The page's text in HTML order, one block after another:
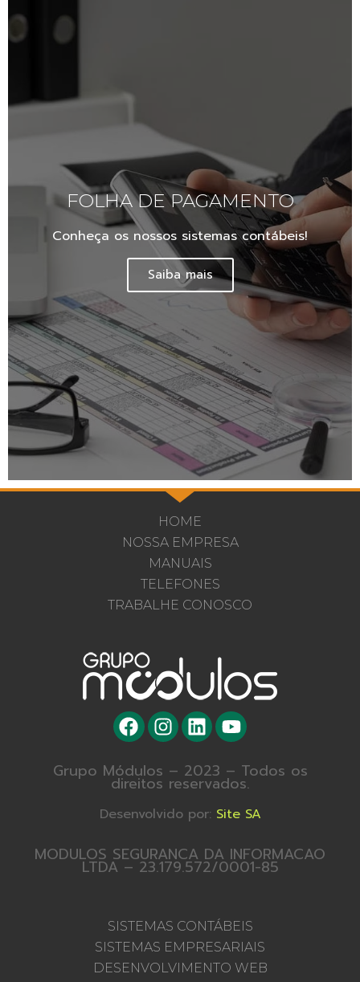
FOLHA DE PAGAMENTO
Conheça os nossos sistemas contábeis!
Saiba mais
HOME
NOSSA EMPRESA
MANUAIS
TELEFONES
TRABALHE CONOSCO
Grupo Módulos – 2023 – Todos os
direitos reservados.
Desenvolvido por: Site SA
MODULOS SEGURANCA DA INFORMACAO
LTDA – 23.179.572/0001-85
SISTEMAS CONTÁBEIS
SISTEMAS EMPRESARIAIS
DESENVOLVIMENTO WEB